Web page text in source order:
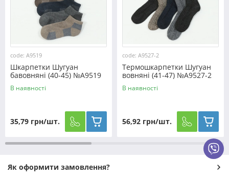
code: A9519
Шкарпетки Шугуан
бавовняні (40-45) №A9519
В наявності
35,79 грн/шт.
code: A9527-2
Термошкарпетки Шугуан
вовняні (41-47) №A9527-2
В наявності
56,92 грн/шт.
Як оформити замовлення?